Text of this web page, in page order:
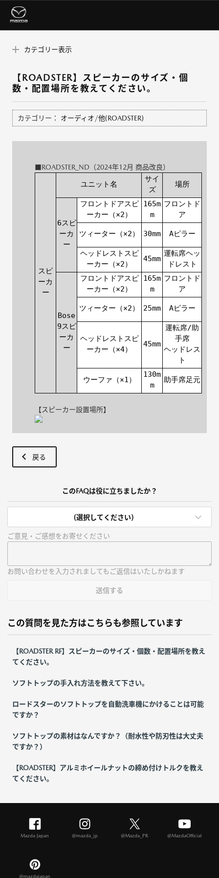
カテゴリー表示
【ROADSTER】スピーカーのサイズ・個
数・配置場所を教えてください。
カテゴリー： オーディオ/他(ROADSTER)
■ROADSTER_ND（2024年12月 商品改良）
スピ
ーカ
ー
ユニット名
サイ
ズ
場所
6スピ
ーカ
ー
フロントドアスピ
ーカー（×2）
165m
m
フロントド
ア
ツィーター（×2） 30mm Aピラー
ヘッドレストスピ
ーカー（×2）
45mm
運転席ヘッ
ドレスト
Bose
9スピ
ーカ
ー
フロントドアスピ
ーカー（×2）
165m
m
フロントド
ア
ツィーター（×2） 25mm Aピラー
ヘッドレストスピ
ーカー（×4）
45mm
運転席/助
手席
ヘッドレス
ト
ウーファ（×1）
130m
m
助手席足元
【スピーカー設置場所】
戻る
このFAQは役に立ちましたか？
(選択してください)
ご意見・ご感想をお寄せください
お問い合わせを入力されましてもご返信はいたしかねます
送信する
この質問を見た方はこちらも参照しています
【ROADSTER RF】スピーカーのサイズ・個数・配置場所を教え
てください。
ソフトトップの手入れ方法を教えて下さい。
ロードスターのソフトトップを自動洗車機にかけることは可能
ですか？
ソフトトップの素材はなんですか？（耐水性や防刃性は大丈夫
ですか？）
【ROADSTER】アルミホイールナットの締め付けトルクを教え
てください。
Mazda Japan @mazda_jp @Mazda_PR @MazdaOfficial
@mazdajapan